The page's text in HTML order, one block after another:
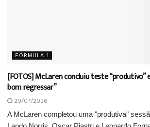
FÓRMULA 1
[FOTOS] McLaren concluiu teste “produtivo”
bom regressar”
29/07/2026
A McLaren completou uma "produtiva"